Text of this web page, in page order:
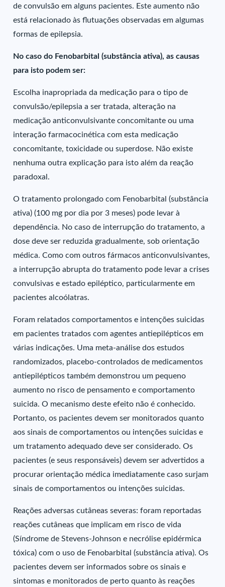
de convulsão em alguns pacientes. Este aumento não
está relacionado às flutuações observadas em algumas
formas de epilepsia.
No caso do Fenobarbital (substância ativa), as causas
para isto podem ser:
Escolha inapropriada da medicação para o tipo de
convulsão/epilepsia a ser tratada, alteração na
medicação anticonvulsivante concomitante ou uma
interação farmacocinética com esta medicação
concomitante, toxicidade ou superdose. Não existe
nenhuma outra explicação para isto além da reação
paradoxal.
O tratamento prolongado com Fenobarbital (substância
ativa) (100 mg por dia por 3 meses) pode levar à
dependência. No caso de interrupção do tratamento, a
dose deve ser reduzida gradualmente, sob orientação
médica. Como com outros fármacos anticonvulsivantes,
a interrupção abrupta do tratamento pode levar a crises
convulsivas e estado epiléptico, particularmente em
pacientes alcoólatras.
Foram relatados comportamentos e intenções suicidas
em pacientes tratados com agentes antiepilépticos em
várias indicações. Uma meta-análise dos estudos
randomizados, placebo-controlados de medicamentos
antiepilépticos também demonstrou um pequeno
aumento no risco de pensamento e comportamento
suicida. O mecanismo deste efeito não é conhecido.
Portanto, os pacientes devem ser monitorados quanto
aos sinais de comportamentos ou intenções suicidas e
um tratamento adequado deve ser considerado. Os
pacientes (e seus responsáveis) devem ser advertidos a
procurar orientação médica imediatamente caso surjam
sinais de comportamentos ou intenções suicidas.
Reações adversas cutâneas severas: foram reportadas
reações cutâneas que implicam em risco de vida
(Síndrome de Stevens-Johnson e necrólise epidérmica
tóxica) com o uso de Fenobarbital (substância ativa). Os
pacientes devem ser informados sobre os sinais e
sintomas e monitorados de perto quanto às reações